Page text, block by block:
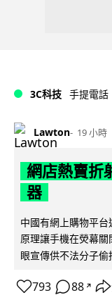
3C科技 手提電話
Lawton 19 小時
網店熱賣折
器
中國有網上購物平
原理讓手機在熒幕
眼宣傳供不法分子偷
793 88 ↗